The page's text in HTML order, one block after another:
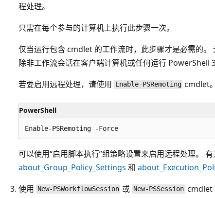
程处理。
只需在每个参与的计算机上执行此步骤一次。
仅当运行包含 cmdlet 的工作流时，此步骤才是必需的。
除非工作流会话在客户端计算机或任何运行 PowerShell
若要启用远程处理，请使用 Enable-PSRemoting cmdlet。
PowerShell
可以使用“启用脚本执行”组策略设置来启用远程处理。
about_Group_Policy_Settings 和
使用 New-PSWorkflowSession 或 New-PSSession cmdlet